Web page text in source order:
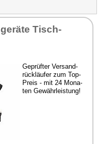
Tisch-
Ge­prüf­ter Ver­sand­
rück­läu­fer zum Top-
Preis - mit 24 Mo­na­
ten Ge­währ­leis­tung!